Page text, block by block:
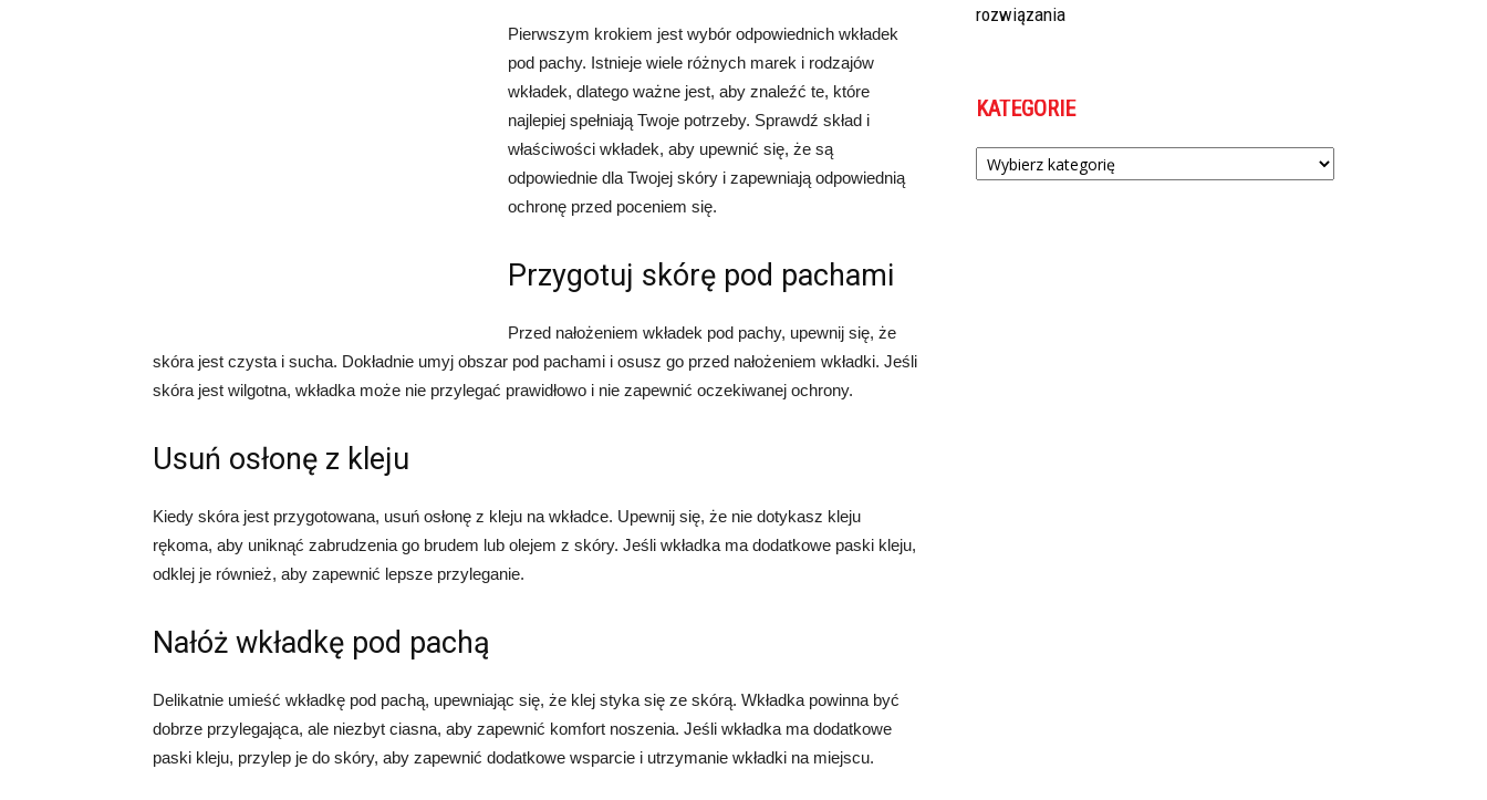
Pierwszym krokiem jest wybór odpowiednich wkładek
pod pachy. Istnieje wiele różnych marek i rodzajów
wkładek, dlatego ważne jest, aby znaleźć te, które
najlepiej spełniają Twoje potrzeby. Sprawdź skład i
właściwości wkładek, aby upewnić się, że są
odpowiednie dla Twojej skóry i zapewniają odpowiednią
ochronę przed poceniem się.
Przygotuj skórę pod pachami
Przed nałożeniem wkładek pod pachy, upewnij się, że
skóra jest czysta i sucha. Dokładnie umyj obszar pod pachami i osusz go przed nałożeniem wkładki. Jeśli
skóra jest wilgotna, wkładka może nie przylegać prawidłowo i nie zapewnić oczekiwanej ochrony.
Usuń osłonę z kleju
Kiedy skóra jest przygotowana, usuń osłonę z kleju na wkładce. Upewnij się, że nie dotykasz kleju
rękoma, aby uniknąć zabrudzenia go brudem lub olejem z skóry. Jeśli wkładka ma dodatkowe paski kleju,
odklej je również, aby zapewnić lepsze przyleganie.
Nałóż wkładkę pod pachą
Delikatnie umieść wkładkę pod pachą, upewniając się, że klej styka się ze skórą. Wkładka powinna być
dobrze przylegająca, ale niezbyt ciasna, aby zapewnić komfort noszenia. Jeśli wkładka ma dodatkowe
paski kleju, przylep je do skóry, aby zapewnić dodatkowe wsparcie i utrzymanie wkładki na miejscu.
rozwiązania
KATEGORIE
Kategorie